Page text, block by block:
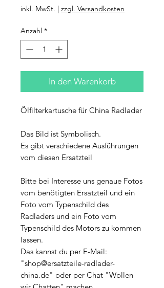
inkl. MwSt. | zzgl. Versandkosten
Anzahl *
In den Warenkorb
Ölfilterkartusche für China Radlader
Das Bild ist Symbolisch.
Es gibt verschiedene Ausführungen
vom diesen Ersatzteil
Bitte bei Interesse uns genaue Fotos
vom benötigten Ersatzteil und ein
Foto vom Typenschild des
Radladers und ein Foto vom
Typenschild des Motors zu kommen
lassen.
Das kannst du per E-Mail:
"shop@ersatzteile-radlader-
china.de" oder per Chat "Wollen